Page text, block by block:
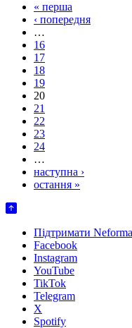
« перша
‹ попередня
…
16
17
18
19
20
21
22
23
24
…
наступна ›
остання »
Підтримати
Facebook
Instagram
YouTube
TikTok
Telegram
X
Spotify